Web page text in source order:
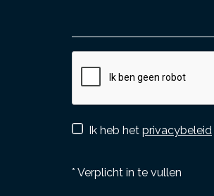
Ik heb het privacybeleid
* Verplicht in te vullen